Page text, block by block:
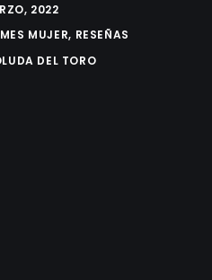
2022
MES MUJER, RESEÑAS
DEL TORO